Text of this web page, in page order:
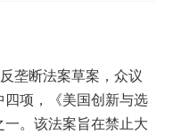
垄断法案草案，众议
项，《美国创新与选
。该法案旨在禁止大